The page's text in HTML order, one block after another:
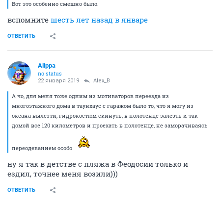
Вот это особенно смешно было.
вспомните шесть лет назад в январе
ОТВЕТИТЬ
Alippa
no status
22 января 2019 Alex_B
А чо, для меня тоже одним из мотиваторов переезда из
многоэтажного дома в таунхаус с гаражом было то, что я могу из
океана вылезти, гидрокостюм скинуть, в полотенце залезть и так
домой все 120 километров и проехать в полотенце, не заморачиваясь
переодеванием особо
ну я так в детстве с пляжа в Феодосии только и
ездил, точнее меня возили)))
ОТВЕТИТЬ